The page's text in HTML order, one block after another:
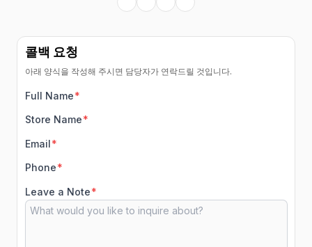
콜백 요청
아래 양식을 작성해 주시면 담당자가 연락드릴 것입니다.
Full Name
Store Name
Email
Phone
Leave a Note